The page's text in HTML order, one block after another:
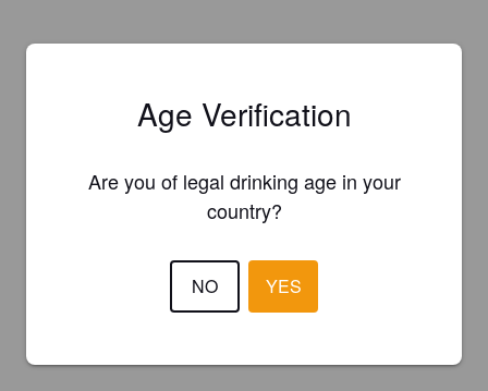
Age Verification
Are you of legal drinking age in your
country?
NO YES